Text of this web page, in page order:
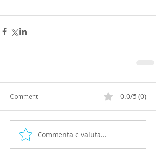
Commenti 0.0/5 (0)
Commenta e valuta...